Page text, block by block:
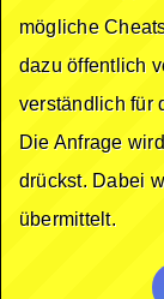
mögliche
dazu öffentlich
verständlich für
Die Anfrage
drückst. Dabei
übermittelt.